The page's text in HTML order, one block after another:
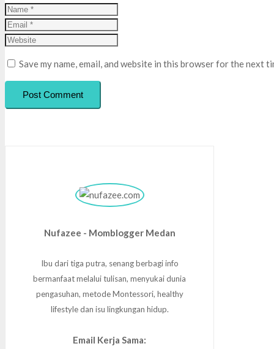
Save my name, email, and website in this browser for the next
Post Comment
Nufazee - Momblogger Medan
Ibu dari tiga putra, senang berbagi info
bermanfaat melalui tulisan, menyukai dunia
pengasuhan, metode Montessori, healthy
lifestyle dan isu lingkungan hidup.
Email Kerja Sama: